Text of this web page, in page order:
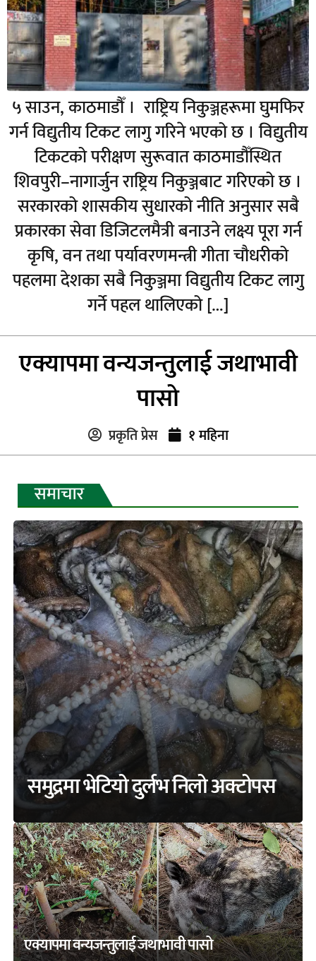
५ साउन, काठमाडौँ । राष्ट्रिय निकुञ्जहरूमा घुमफिर
गर्न विद्युतीय टिकट लागु गरिने भएको छ । विद्युतीय
टिकटको परीक्षण सुरूवात काठमाडौँस्थित
शिवपुरी–नागार्जुन राष्ट्रिय निकुञ्जबाट गरिएको छ ।
सरकारको शासकीय सुधारको नीति अनुसार सबै
प्रकारका सेवा डिजिटलमैत्री बनाउने लक्ष्य पूरा गर्न
कृषि, वन तथा पर्यावरणमन्त्री गीता चौधरीको
पहलमा देशका सबै निकुञ्जमा विद्युतीय टिकट लागु
गर्ने पहल थालिएको […]
एक्यापमा वन्यजन्तुलाई जथाभावी
पासो
प्रकृति प्रेस १ महिना
समुद्रमा भेटियो दुर्लभ निलो अक्टोपस
एक्यापमा वन्यजन्तुलाई जथाभावी पासो